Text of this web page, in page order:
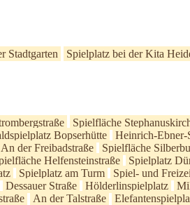
Stadtgarten Spielplatz bei der Kita
Spielfläche
Bopserhütte
Heinrich-Ebner-
An der Freibadstraße
Spielfläche
Helfensteinstraße
Spielplatz
Spielplatz am Turm Spiel- und
Dessauer Straße
Hölderlinspielplatz
An der Talstraße